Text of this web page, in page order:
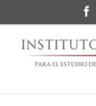
al
contenido